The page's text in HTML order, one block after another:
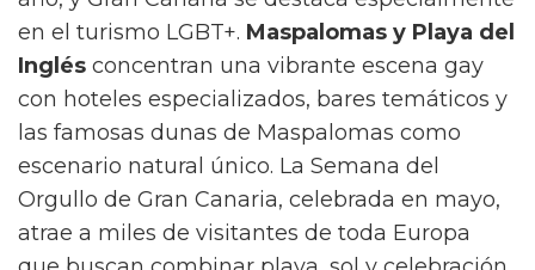
en el turismo LGBT+. Maspalomas y Playa del
Inglés concentran una vibrante escena gay
con hoteles especializados, bares temáticos y
las famosas dunas de Maspalomas como
escenario natural único. La Semana del
Orgullo de Gran Canaria, celebrada en mayo,
atrae a miles de visitantes de toda Europa